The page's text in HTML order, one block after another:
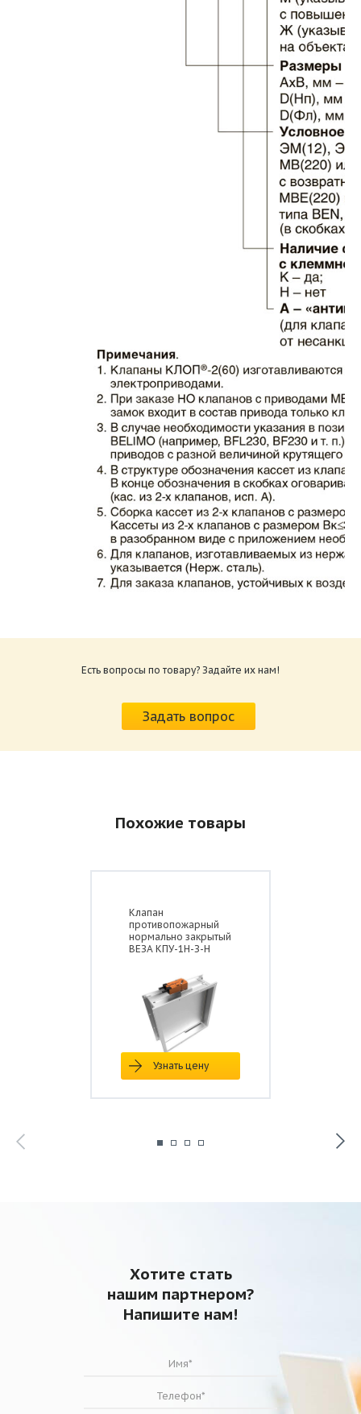
ВИНГС-М КЛОП-2.pdf
приводов КЛОП-2.pdf
Размер: 259.6 Кб
Есть вопросы по товару? Задайте их нам!
Задать вопрос
Похожие товары
Клапан
противопожарный
нормально закрытый
ВЕЗА КПУ-1Н-З-Н
Узнать цену
Хотите стать
нашим партнером?
Напишите нам!